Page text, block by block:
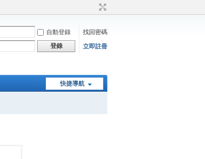
自動登錄
找回密碼
登錄 立即註冊
快捷導航